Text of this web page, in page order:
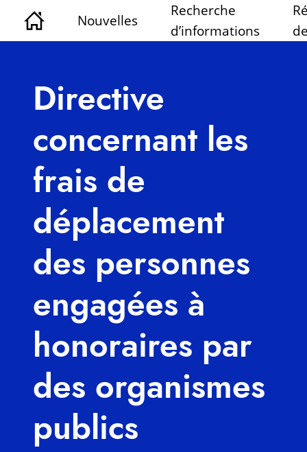
Nouvelles
Recherche
d’informations
Directive
concernant les
frais de
déplacement
des personnes
engagées à
honoraires par
des organismes
publics